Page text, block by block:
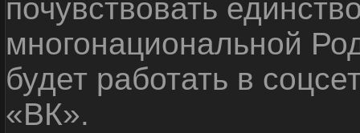
почувствовать
многонациональной
будет работать в
«ВК».